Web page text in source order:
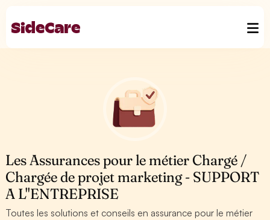
Les Assurances pour le métier Chargé /
Chargée de projet marketing - SUPPORT
A L''ENTREPRISE
Toutes les solutions et conseils en assurance pour le métier